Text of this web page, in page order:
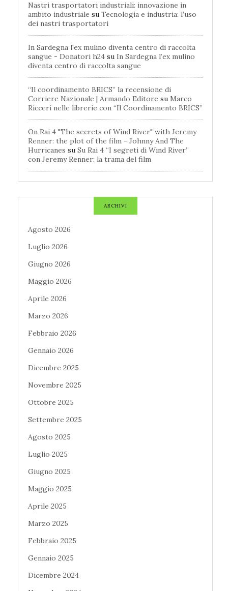
Nastri trasportatori industriali: innovazione in
ambito industriale su Tecnologia e industria: l’uso
dei nastri trasportatori
In Sardegna l'ex mulino diventa centro di raccolta
sangue - Donatori h24 su In Sardegna l’ex mulino
diventa centro di raccolta sangue
“Il coordinamento BRICS” la recensione di
Corriere Nazionale | Armando Editore su Marco
Ricceri nelle librerie con “Il Coordinamento BRICS”
On Rai 4 "The secrets of Wind River" with Jeremy
Renner: the plot of the film - Johnny And The
Hurricanes su Su Rai 4 “I segreti di Wind River”
con Jeremy Renner: la trama del film
ARCHIVI
Agosto 2026
Luglio 2026
Giugno 2026
Maggio 2026
Aprile 2026
Marzo 2026
Febbraio 2026
Gennaio 2026
Dicembre 2025
Novembre 2025
Ottobre 2025
Settembre 2025
Agosto 2025
Luglio 2025
Giugno 2025
Maggio 2025
Aprile 2025
Marzo 2025
Febbraio 2025
Gennaio 2025
Dicembre 2024